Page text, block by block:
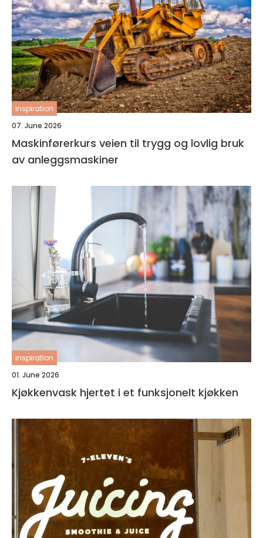
inspiration
07. June 2026
Maskinførerkurs veien til trygg og lovlig bruk
av anleggsmaskiner
inspiration
01. June 2026
Kjøkkenvask hjertet i et funksjonelt kjøkken